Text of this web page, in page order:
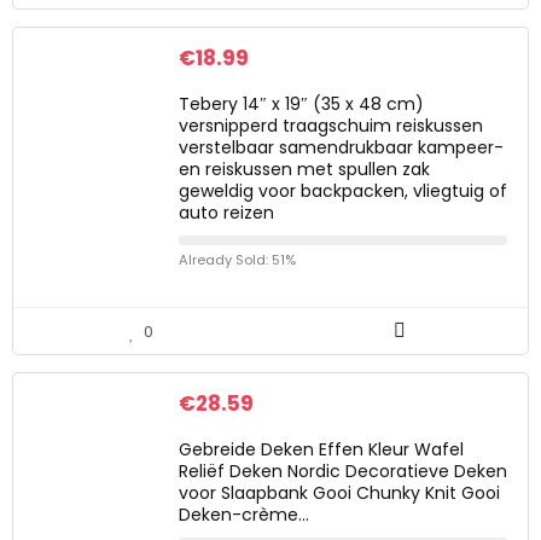
€18.99
Tebery 14″ x 19″ (35 x 48 cm)
versnipperd traagschuim reiskussen
verstelbaar samendrukbaar kampeer-
en reiskussen met spullen zak
geweldig voor backpacken, vliegtuig of
auto reizen
Already Sold: 51%
0
€28.59
Gebreide Deken Effen Kleur Wafel
Reliëf Deken Nordic Decoratieve Deken
voor Slaapbank Gooi Chunky Knit Gooi
Deken-crème…